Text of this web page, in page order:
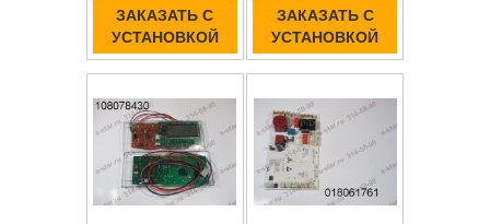
ЗАКАЗАТЬ С
УСТАНОВКОЙ
ЗАКАЗАТЬ С
УСТАНОВКОЙ